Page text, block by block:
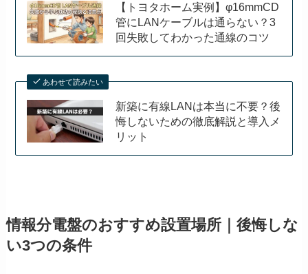
【トヨタホーム実例】φ16mmCD
管にLANケーブルは通らない？3
回失敗してわかった通線のコツ
あわせて読みたい
新築に有線LANは本当に不要？後
悔しないための徹底解説と導入メ
リット
情報分電盤のおすすめ設置場所｜後悔しな
い3つの条件